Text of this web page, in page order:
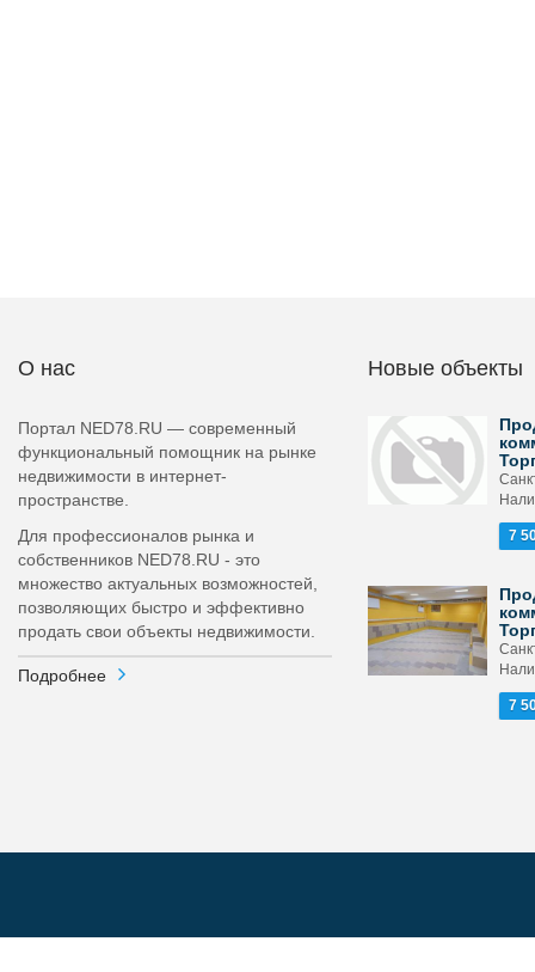
О нас
Портал NED78.RU — современный
функциональный помощник на рынке
недвижимости в интернет-
пространстве.
Для профессионалов рынка и
собственников NED78.RU - это
множество актуальных возможностей,
позволяющих быстро и эффективно
продать свои объекты недвижимости.
Подробнее
Новые объекты
7
7